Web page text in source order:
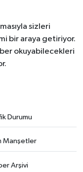
sizleri
bir araya getiriyor.
okuyabilecekleri
Durumu
Manşetler
Arşivi